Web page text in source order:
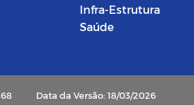
Infra-Estrutura
Saúde
Data da Versão: 18/03/2026